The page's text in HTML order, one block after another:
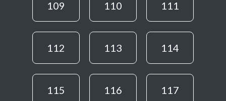
109 110 111
112 113 114
115 116 117